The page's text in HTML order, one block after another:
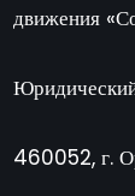
движения
460052, г.